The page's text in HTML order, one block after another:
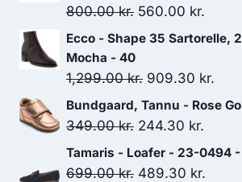
var:
800.00 kr..
800.00kr. Den
oprindelige
var:
800.00 kr..
560.00 kr.
er:
Ecco - Shape 35 Sartorelle,
Mocha - 40
1,299.00kr. Den
oprindelige
pris
1,299.00 kr..
909.30 kr.
Bundgaard, Tannu - Rose
349.00kr. Den
oprindelige
pris
244.30 kr.
Tamaris - Loafer - 23-0494 -
699.00kr. Den
489.30 kr.